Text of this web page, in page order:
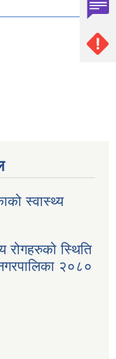
स्वास्थ्य
रोगहरुको स्थिति
२०८०